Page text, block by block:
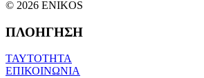
© 2026 ENIKOS
ΠΛΟΗΓΗΣΗ
ΤΑΥΤΟΤΗΤΑ
ΕΠΙΚΟΙΝΩΝΙΑ